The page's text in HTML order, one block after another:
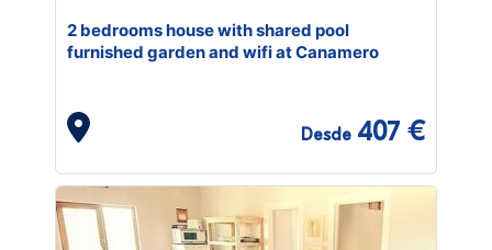
2 bedrooms house with shared pool
furnished garden and wifi at Canamero
Desde 407 €